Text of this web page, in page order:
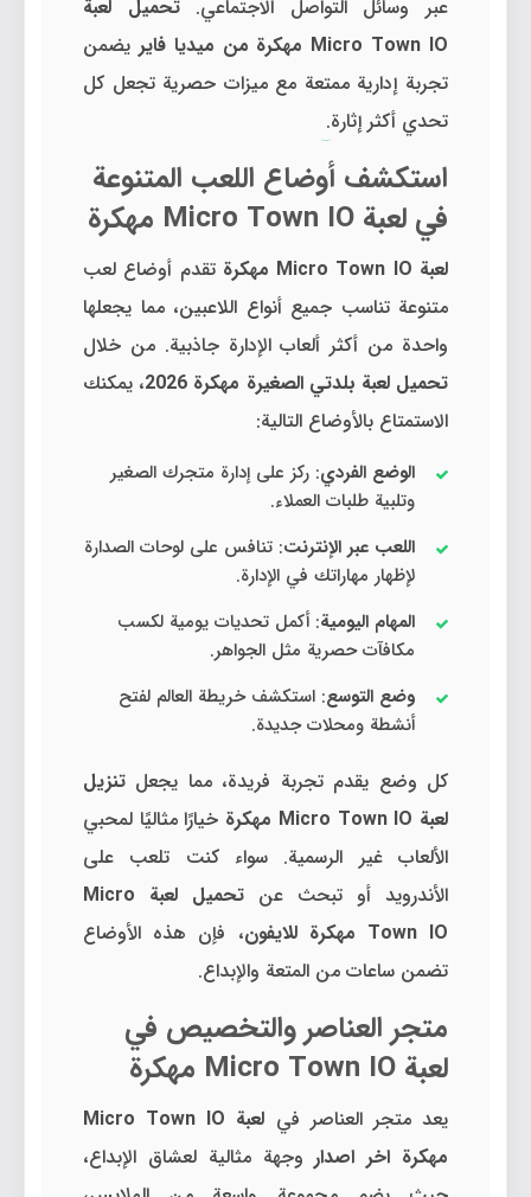
عبر وسائل التواصل الاجتماعي.تحميل لعبة
Micro Town IO مهكرة من ميديا فاير
يضمن
تجربة إدارية ممتعة مع ميزات حصرية تجعل كل
تحدي أكثر إثارة.
استكشف أوضاع اللعب المتنوعة
في لعبة Micro Town IO مهكرة
لعبة Micro Town IO مهكرة
تقدم أوضاع لعب
متنوعة تناسب جميع أنواع اللاعبين، مما يجعلها
واحدة من أكثر ألعاب الإدارة جاذبية. من خلال
تحميل لعبة بلدتي الصغيرة مهكرة 2026
، يمكنك
الاستمتاع بالأوضاع التالية:
الوضع الفردي: ركز على إدارة متجرك الصغير
وتلبية طلبات العملاء.
اللعب عبر الإنترنت: تنافس على لوحات الصدارة
لإظهار مهاراتك في الإدارة.
المهام اليومية: أكمل تحديات يومية لكسب
مكافآت حصرية مثل الجواهر.
وضع التوسع: استكشف خريطة العالم لفتح
أنشطة ومحلات جديدة.
كل وضع يقدم تجربة فريدة، مما يجعل تنزيل
لعبة Micro Town IO مهكرة
خيارًا مثاليًا لمحبي
الألعاب غير الرسمية. سواء كنت تلعب على
الأندرويد أو تبحث عن
تحميل لعبة Micro
Town IO مهكرة للايفون
، فإن هذه الأوضاع
تضمن ساعات من المتعة والإبداع.
متجر العناصر والتخصيص في
لعبة Micro Town IO مهكرة
يعد متجر العناصر في
لعبة Micro Town IO
مهكرة اخر اصداروجهة مثالية لعشاق الإبداع،